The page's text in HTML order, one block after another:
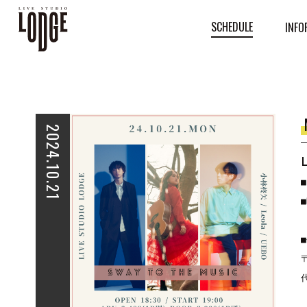
SCHEDULE
2024.10.21